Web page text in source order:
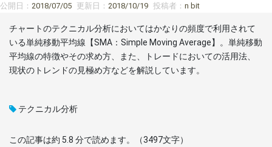
公開日： 2018/07/05 更新日： 2018/10/19 投稿者： n bit
チャートのテクニカル分析においてはかなりの頻度で利用されて
いる単純移動平均線【SMA：Simple Moving Average】。単純移動
平均線の特徴やその求め方、また、トレードにおいての活用法、
現状のトレンドの見極め方などを解説しています。
テクニカル分析
この記事は約 5.8 分で読めます。（3497文字）